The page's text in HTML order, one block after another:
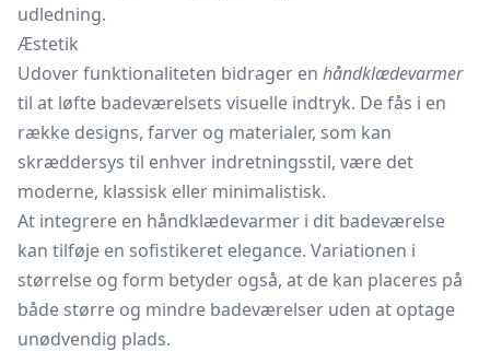
udledning.
Æstetik
Udover funktionaliteten bidrager en håndklædevarmer
til at løfte badeværelsets visuelle indtryk. De fås i en
række designs, farver og materialer, som kan
skræddersys til enhver indretningsstil, være det
moderne, klassisk eller minimalistisk.
At integrere en håndklædevarmer i dit badeværelse
kan tilføje en sofistikeret elegance. Variationen i
størrelse og form betyder også, at de kan placeres på
både større og mindre badeværelser uden at optage
unødvendig plads.